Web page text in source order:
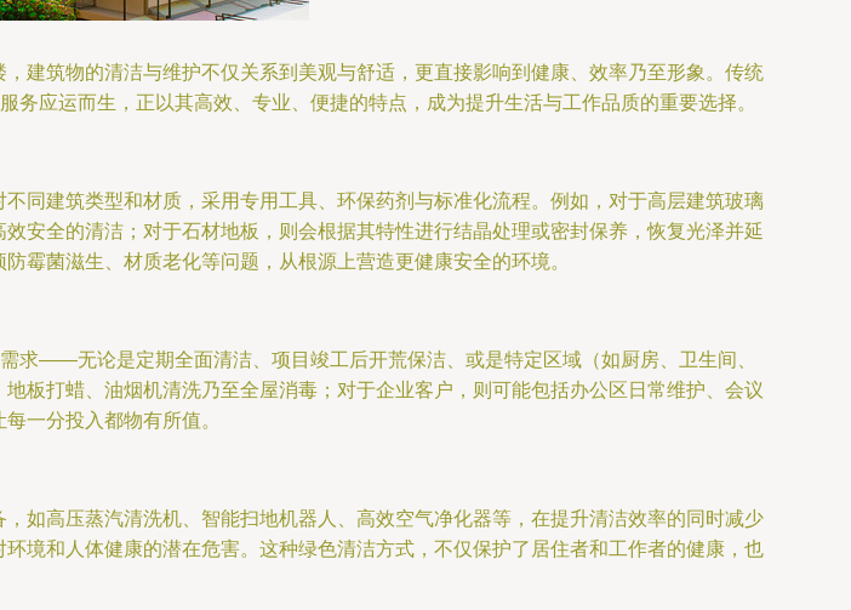
建筑物的清洁与维护不仅关系到美观与舒适，更直接影响到健康、效率乃至形象。传统
应运而生，正以其高效、专业、便捷的特点，成为提升生活与工作品质的重要选择。
同建筑类型和材质，采用专用工具、环保药剂与标准化流程。例如，对于高层建筑玻璃
安全的清洁；对于石材地板，则会根据其特性进行结晶处理或密封保养，恢复光泽并延
霉菌滋生、材质老化等问题，从根源上营造更健康安全的环境。
求——无论是定期全面清洁、项目竣工后开荒保洁、或是特定区域（如厨房、卫生间、
打蜡、油烟机清洗乃至全屋消毒；对于企业客户，则可能包括办公区日常维护、会议
一分投入都物有所值。
如高压蒸汽清洗机、智能扫地机器人、高效空气净化器等，在提升清洁效率的同时减少
境和人体健康的潜在危害。这种绿色清洁方式，不仅保护了居住者和工作者的健康，也